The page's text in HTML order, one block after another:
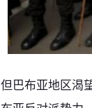
但巴布亚地区渴